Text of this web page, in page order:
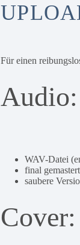
Für einen
Audio:
WAV-Datei
final gemastert
saubere
Cover: